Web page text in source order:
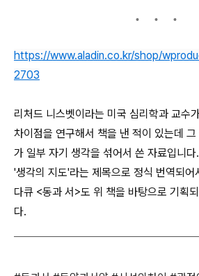
https://www.aladin.co.kr/shop/
2703
리처드 니스벳이라는 미국 심리학과 교수
차이점을 연구해서 책을 낸 적이 있는데 그
가 일부 자기 생각을 섞어서 쓴 자료입니다.
'생각의 지도'라는 제목으로 정식 번역되어
다큐 <동과 서>도 위 책을 바탕으로 기획
다.